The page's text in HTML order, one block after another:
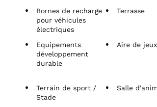
Bornes de recharge
pour véhicules
électriques
Terrasse
Equipements
développement
durable
Aire de jeux
Terrain de sport /
Stade
Salle